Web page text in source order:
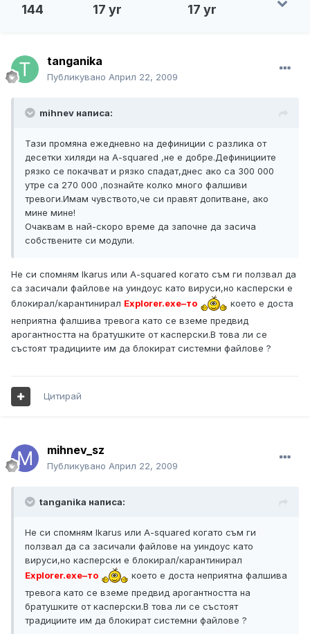
144 17 yr 17 yr
tanganika
Публикувано Април 22, 2009
mihnev написа:
Тази промяна ежедневно на дефиниции с разлика от
десетки хиляди на A-squared ,не е добре.Дефинициите
рязко се покачват и рязко спадат,днес ако са 300 000
утре са 270 000 ,познайте колко много фалшиви
тревоги.Имам чувството,че си правят допитване, ако
мине мине!
Очаквам в най-скоро време да започне да засича
собствените си модули.
Не си спомням Ikarus или A-squared когато съм ги ползвал да
са засичали файлове на уиндоус като вируси,но касперски е
блокирал/карантинирал Explorer.exe–то
което е доста
неприятна фалшива тревога като се вземе предвид
арогантността на братушките от касперски.В това ли се
състоят традициите им да блокират системни файлове ?
Цитирай
mihnev_sz
Публикувано Април 22, 2009
tanganika написа:
Не си спомням Ikarus или A-squared когато съм ги
ползвал да са засичали файлове на уиндоус като
вируси,но касперски е блокирал/карантинирал
Explorer.exe–то
което е доста неприятна фалшива
тревога като се вземе предвид арогантността на
братушките от касперски.В това ли се състоят
традициите им да блокират системни файлове ?